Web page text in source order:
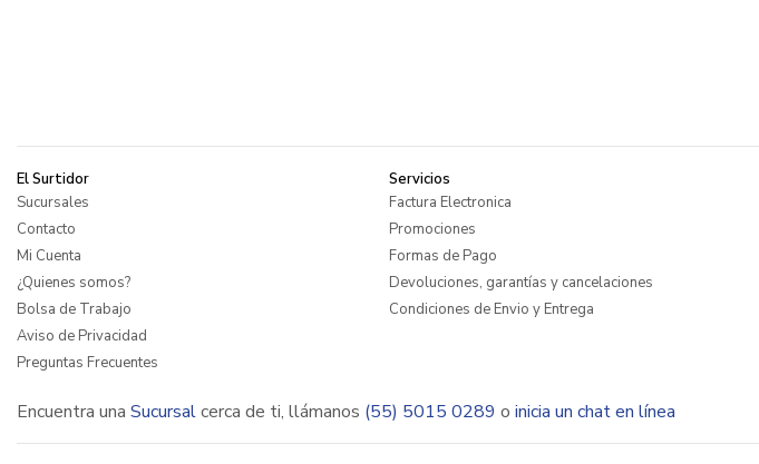
El Surtidor
Sucursales
Contacto
Mi Cuenta
¿Quienes somos?
Bolsa de Trabajo
Aviso de Privacidad
Preguntas Frecuentes
Servicios
Factura Electronica
Promociones
Formas de Pago
Devoluciones, garantías y cancelaciones
Condiciones de Envio y Entrega
Encuentra una Sucursalcerca de ti, llámanos (55) 5015 0289 o inicia un chat en línea